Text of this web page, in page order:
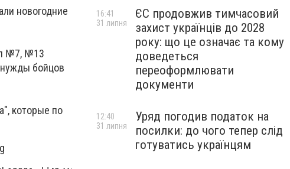
новогодние
№7, №13
бойцов
которые по
ЄС продовжив тимчасовий
захист українців до 2028
року: що це означає та кому
доведеться
переоформлювати
документи
16:41
31 липня
Уряд погодив податок на
посилки: до чого тепер слід
готуватись українцям
12:40
31 липня